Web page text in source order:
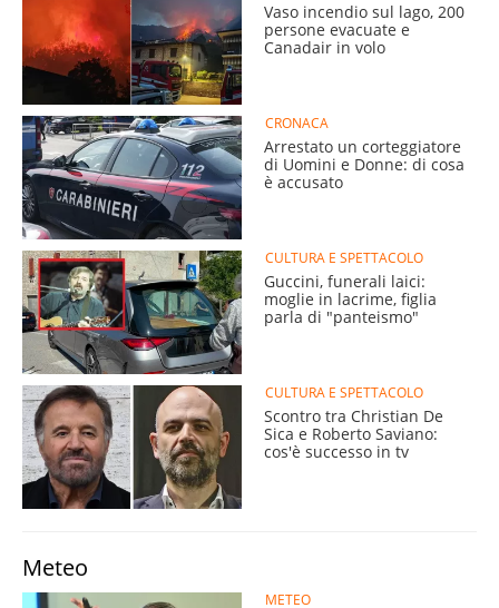
Vaso incendio sul lago, 200
persone evacuate e
Canadair in volo
CRONACA
Arrestato un corteggiatore
di Uomini e Donne: di cosa
è accusato
CULTURA E SPETTACOLO
Guccini, funerali laici:
moglie in lacrime, figlia
parla di "panteismo"
CULTURA E SPETTACOLO
Scontro tra Christian De
Sica e Roberto Saviano:
cos'è successo in tv
Meteo
METEO